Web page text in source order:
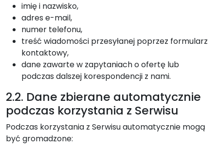
imię i nazwisko,
adres e-mail,
numer telefonu,
treść wiadomości przesyłanej poprzez formularz
kontaktowy,
dane zawarte w zapytaniach o ofertę lub
podczas dalszej korespondencji z nami.
2.2. Dane zbierane automatycznie
podczas korzystania z Serwisu
Podczas korzystania z Serwisu automatycznie mogą
być gromadzone: